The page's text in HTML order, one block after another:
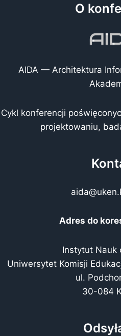
O
AIDA — Architektura
Cykl konferencji
projektowaniu,
Adres do
Instytut Nauk
Uniwersytet Komisji
ul.
30-084